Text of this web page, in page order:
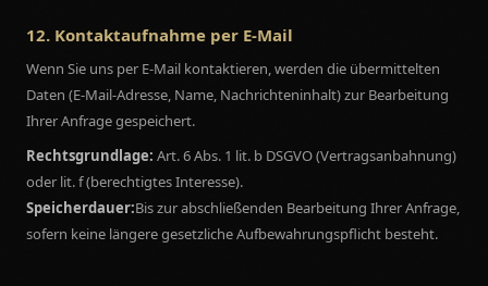
12. Kontaktaufnahme per E-Mail
Wenn Sie uns per E-Mail kontaktieren, werden die übermittelten
Daten (E-Mail-Adresse, Name, Nachrichteninhalt) zur Bearbeitung
Ihrer Anfrage gespeichert.
Rechtsgrundlage: Art. 6 Abs. 1 lit. b DSGVO (Vertragsanbahnung)
oder lit. f (berechtigtes Interesse).
Speicherdauer:Bis zur abschließenden Bearbeitung Ihrer Anfrage,
sofern keine längere gesetzliche Aufbewahrungspflicht besteht.